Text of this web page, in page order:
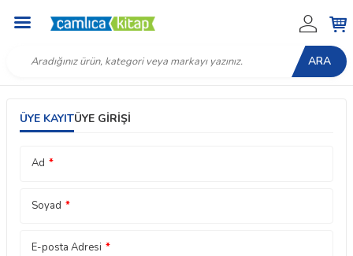
ARA
ÜYE KAYITÜYE GIRIŞI
Ad *
Soyad *
E-posta Adresi *